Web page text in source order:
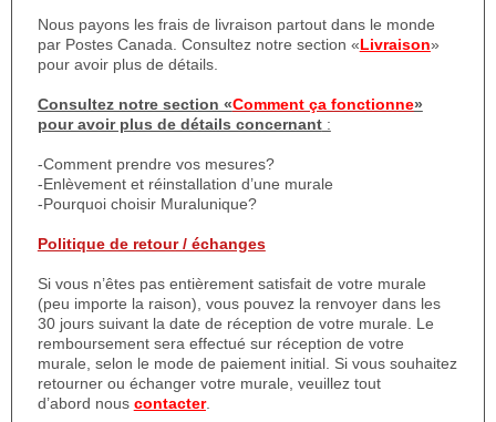
Nous payons les frais de livraison partout dans le monde
par Postes Canada. Consultez notre section «Livraison»
pour avoir plus de détails.
Consultez notre section «Comment ça fonctionne»
pour avoir plus de détails concernant:
-Comment prendre vos mesures?
-Enlèvement et réinstallation d’une murale
-Pourquoi choisir Muralunique?
Politique de retour / échanges
Si vous n’êtes pas entièrement satisfait de votre murale
(peu importe la raison), vous pouvez la renvoyer dans les
30 jours suivant la date de réception de votre murale. Le
remboursement sera effectué sur réception de votre
murale, selon le mode de paiement initial. Si vous souhaitez
retourner ou échanger votre murale, veuillez tout
d’abord nous contacter.